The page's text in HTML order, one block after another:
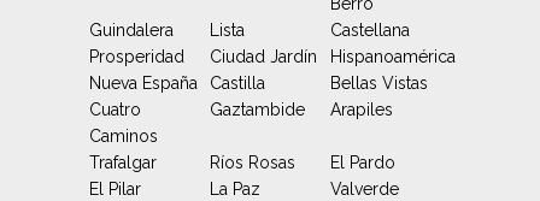
Berro
Guindalera
Lista
Castellana
Prosperidad
Ciudad Jardín
Hispanoamérica
Nueva España
Castilla
Bellas Vistas
Cuatro
Caminos
Gaztambide Arapiles
Trafalgar Ríos Rosas
El Pardo
El Pilar
La Paz
Valverde